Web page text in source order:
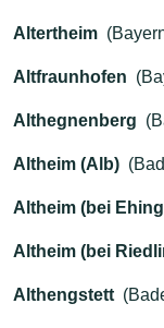
Altertheim
Altfraunhofen
Althegnenberg
Altheim (Alb)
Altheim (bei
Altheim (bei
Althengstett